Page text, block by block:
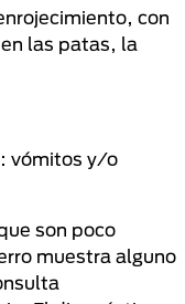
con
las patas, la
vómitos y/o
son poco
muestra alguno